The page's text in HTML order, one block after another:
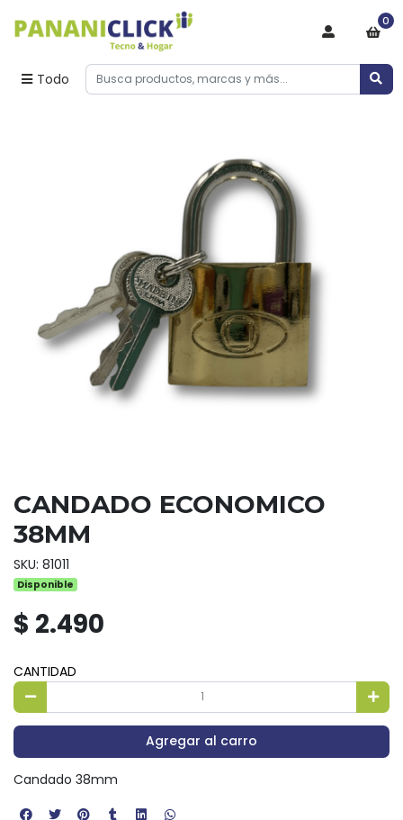
Todo
0
CANDADO ECONOMICO
38MM
SKU: 81011
Disponible
$ 2.490
CANTIDAD
Agregar al carro
Candado 38mm